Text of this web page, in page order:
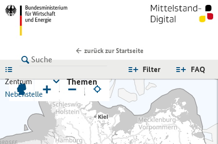
zurück zur Startseite
FAQ
Filter
Zentrum
Nebenstelle
Themen
+ −